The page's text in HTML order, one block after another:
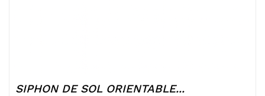
SIPHON DE SOL ORIENTABLE...